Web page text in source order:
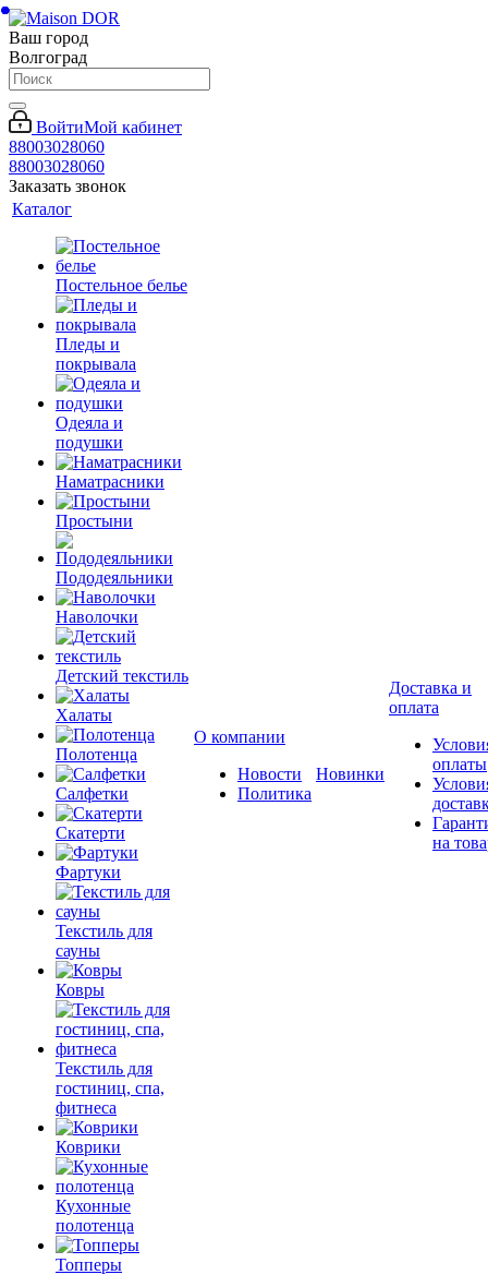
Ваш город
Волгоград
ВойтиМой кабинет
88003028060
88003028060
Заказать звонок
Каталог
Постельное белье
Пледы и
покрывала
Одеяла и
подушки
Наматрасники
Простыни
Пододеяльники
Наволочки
Детский текстиль
Халаты
Полотенца
Салфетки
Скатерти
Фартуки
Текстиль для
сауны
Ковры
Текстиль для
гостиниц, спа,
фитнеса
Коврики
Кухонные
полотенца
Топперы
О компании
Новости
Политика
Новинки
Доставка и
оплата
оплаты
на